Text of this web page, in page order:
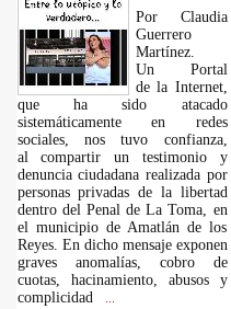
Por Claudia
Guerrero
Martínez.
​Un Portal
de la Internet,
que ha sido atacado
sistemáticamente en redes
sociales, nos tuvo confianza,
al compartir un testimonio y
denuncia ciudadana realizada por
personas privadas de la libertad
dentro del Penal de La Toma, en
el municipio de Amatlán de los
Reyes. En dicho mensaje exponen
graves anomalías, cobro de
cuotas, hacinamiento, abusos y
complicidad